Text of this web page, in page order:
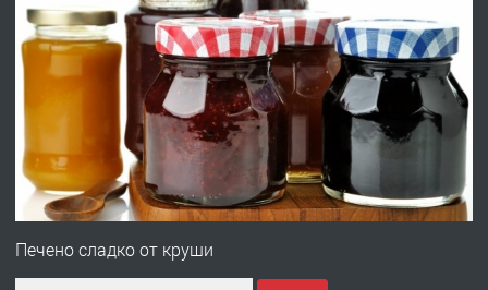
ПРЕДЛАГА Давам гараж под наем
ПРЕДЛАГА
№4120 Магазин/Офис под наем в кв.
градската градина!
Печено сладко от круши